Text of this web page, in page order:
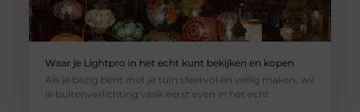
Waar je Lightpro in het echt kunt bekijken en kopen
Als je bezig bent met je tuin sfeervol én veilig maken, wil
je buitenverlichting vaak eerst even in het echt